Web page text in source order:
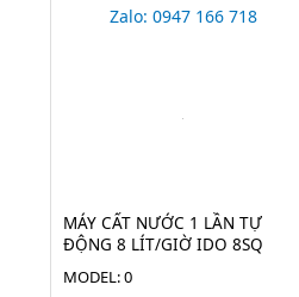
Zalo: 0947 166 718
MÁY CẤT NƯỚC 1 LẦN TỰ
ĐỘNG 8 LÍT/GIỜ IDO 8SQ
MODEL: 0